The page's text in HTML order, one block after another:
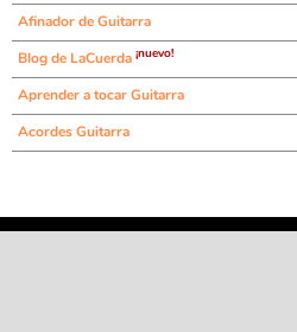
Afinador de Guitarra
Blog de LaCuerda ¡nuevo!
Aprender a tocar Guitarra
Acordes Guitarra